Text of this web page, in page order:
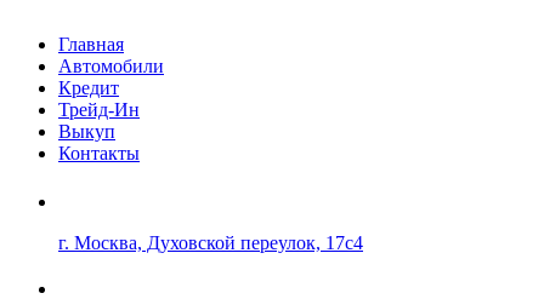
Главная
Автомобили
Кредит
Трейд-Ин
Выкуп
Контакты
г. Москва, Духовской переулок, 17с4